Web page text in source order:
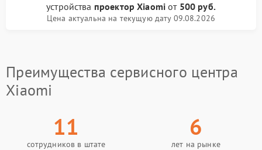
устройства проектор Xiaomi от 500 руб.
Цена актуальна на текущую дату 09.08.2026
Преимущества сервисного центра
Xiaomi
11
сотрудников в штате
6
лет на рынке